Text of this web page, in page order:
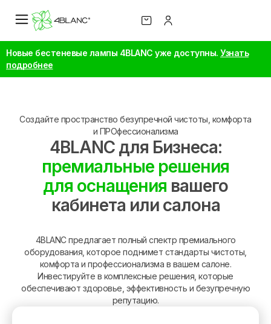
Новые бестеневые лампы 4BLANC уже доступны. Узнать
подробнее
Создайте пространство безупречной чистоты, комфорта
и ПРОфессионализма
4BLANC для Бизнеса:
премиальные решения
для оснащения вашего
кабинета или салона
4BLANC предлагает полный спектр премиального
оборудования, которое поднимет стандарты чистоты,
комфорта и профессионализма в вашем салоне.
Инвестируйте в комплексные решения, которые
обеспечивают здоровье, эффективность и безупречную
репутацию.